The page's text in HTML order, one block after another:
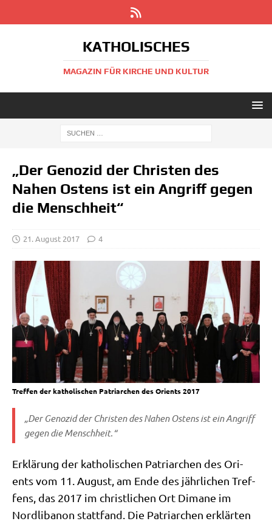
KATHOLISCHES
MAGAZIN FÜR KIRCHE UND KULTUR
„Der Genozid der Christen des
Nahen Ostens ist ein Angriff gegen
die Menschheit“
21. August 2017 4
Treffen der katholischen Patriarchen des Orients 2017
„Der Geno­zid der Chri­sten des Nahen Ostens ist ein Angriff
gegen die Menschheit.“
Erklä­rung der katho­li­schen Patri­ar­chen des Ori­
ents vom 11. August, am Ende des jähr­li­chen Tref­
fens, das 2017 im christ­li­chen Ort Dima­ne im
Nord­li­ba­non statt­fand. Die Patri­ar­chen erklär­ten